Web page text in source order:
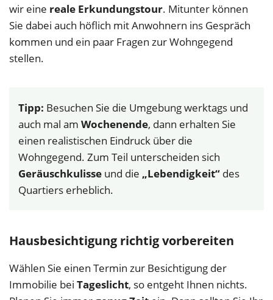
wir eine reale Erkundungstour. Mitunter können
Sie dabei auch höflich mit Anwohnern ins Gespräch
kommen und ein paar Fragen zur Wohngegend
stellen.
Tipp: Besuchen Sie die Umgebung werktags und
auch mal am Wochenende, dann erhalten Sie
einen realistischen Eindruck über die
Wohngegend. Zum Teil unterscheiden sich
Geräuschkulisse und die „Lebendigkeit“ des
Quartiers erheblich.
Hausbesichtigung richtig vorbereiten
Wählen Sie einen Termin zur Besichtigung der
Immobilie bei Tageslicht, so entgeht Ihnen nichts.